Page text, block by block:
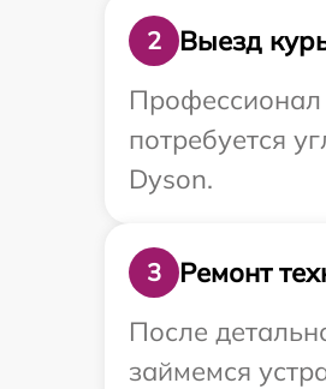
2
Выезд
Профессионал
потребуется
Dyson.
3
Ремонт
После
займемся